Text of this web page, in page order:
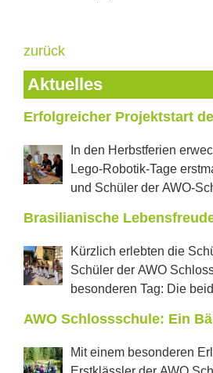
zurück
Aktuelles
Erfolgreicher Projektstart
In den Herbstferien
Lego-Robotik-Tage
und Schüler der AWO-
Roboter und selbstfahrende
jeweils zwei Projekttagen
erproben, was in den vom
mit einer Förderung der LEADER
Wert von über 6600 € steckt.
Vorsitzende des
Brasilianische
Kürzlich erlebten die
Schüler der AWO
besonderen Tag: Die
gemeinsam mit weiteren drei
Capoeiratrainern an die Schule.
sogar der frühere Lehrer von
AWO Schlossschule: Ein
Mit einem besonderen